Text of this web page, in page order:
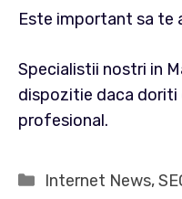
Este important sa te
Specialistii nostri in
dispozitie daca doriti
profesional.
Categorii
Internet News,